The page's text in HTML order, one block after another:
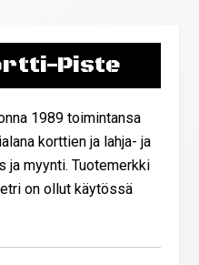
Piste
1989 toimintansa
korttien ja lahja- ja
ja myynti. Tuotemerkki
on ollut käytössä